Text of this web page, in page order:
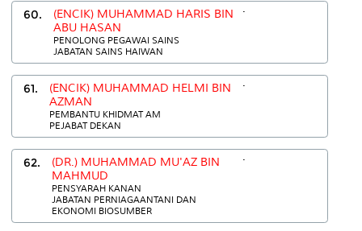
60.
(ENCIK) MUHAMMAD HARIS BIN
ABU HASAN
PENOLONG PEGAWAI SAINS
JABATAN SAINS HAIWAN
.
61.
(ENCIK) MUHAMMAD HELMI BIN
AZMAN
PEMBANTU KHIDMAT AM
PEJABAT DEKAN
.
62.
(DR.) MUHAMMAD MU'AZ BIN
MAHMUD
PENSYARAH KANAN
JABATAN PERNIAGAANTANI DAN
EKONOMI BIOSUMBER
.